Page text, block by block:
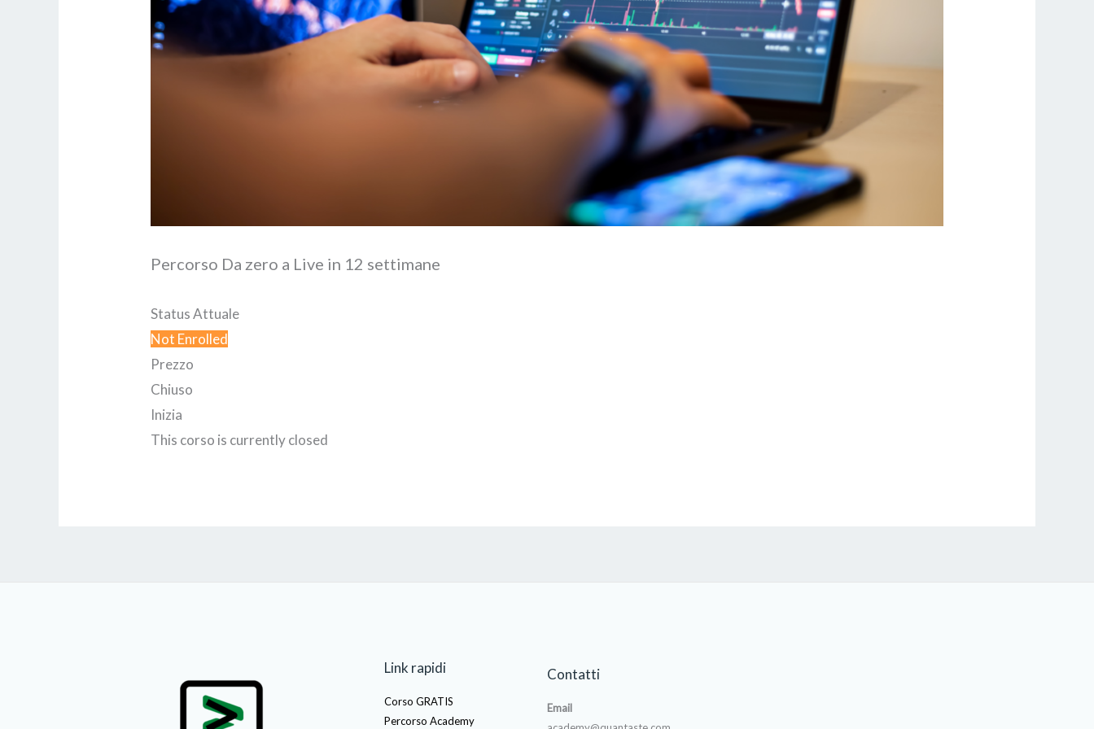
Percorso Da zero a Live in 12 settimane
Status Attuale
Not Enrolled
Prezzo
Chiuso
Inizia
This corso is currently closed
Link rapidi
Corso GRATIS
Percorso Academy
Contatti
Email